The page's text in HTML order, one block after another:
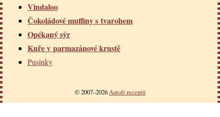
Vindaloo
Čokoládové muffiny s tvarohem
Opékaný sýr
Kuře v parmazánové krustě
Pusinky
© 2007–2026Autoři receptů